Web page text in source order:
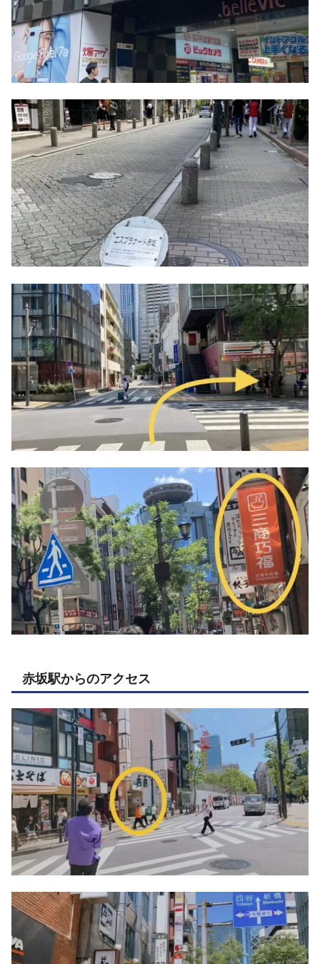
赤坂駅からのアクセス